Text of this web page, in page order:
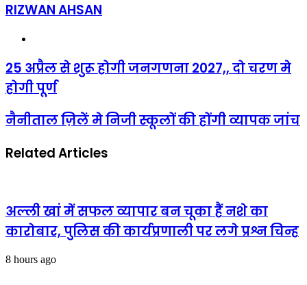
RIZWAN AHSAN
25
अप्रैल
से
होगी
जनगणना
दो
25 अप्रैल से शुरू होगी जनगणना 2027,, दो चरण मे
होगी पूर्ण
नैनीताल
ज़िलें
निजी
जांच
नैनीताल ज़िलें मे निजी स्कूलों की होंगी व्यापक जांच
Related Articles
अल्ली खां में सफल व्यापार बन चूका हैं नशे का
कारोबार, पुलिस की कार्यप्रणाली पर लगे प्रश्न चिन्ह
8 hours ago